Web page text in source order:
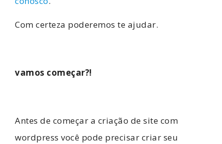
Com certeza poderemos te ajudar.
vamos começar?!
Antes de começar a criação de site com
wordpress você pode precisar criar seu